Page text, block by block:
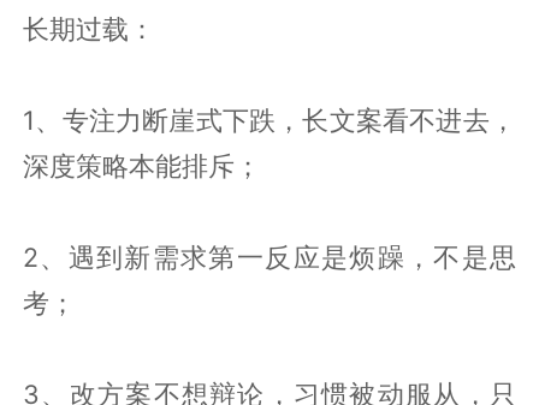
长期过载：
1、专注力断崖式下跌，长文案看不进去，
深度策略本能排斥；
2、遇到新需求第一反应是烦躁，不是思
考；
3、改方案不想辩论，习惯被动服从，只